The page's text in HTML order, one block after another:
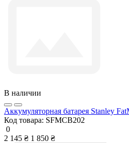
В наличии
Аккумуляторная батарея Stanley
Код товара: SFMCB202
0
2 145 ₴ 1 850 ₴